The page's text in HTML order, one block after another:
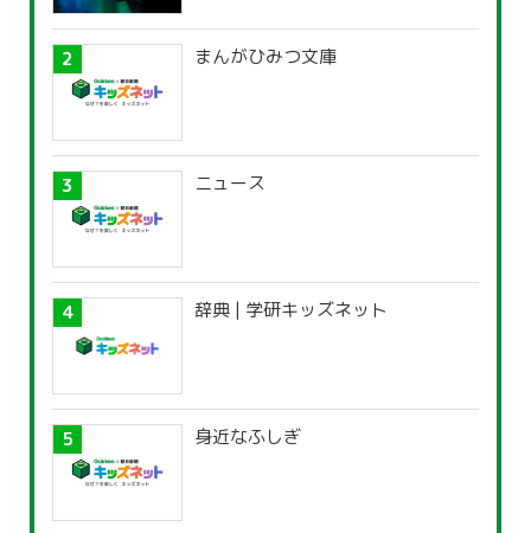
まんがひみつ文庫
ニュース
辞典 | 学研キッズネット
身近なふしぎ